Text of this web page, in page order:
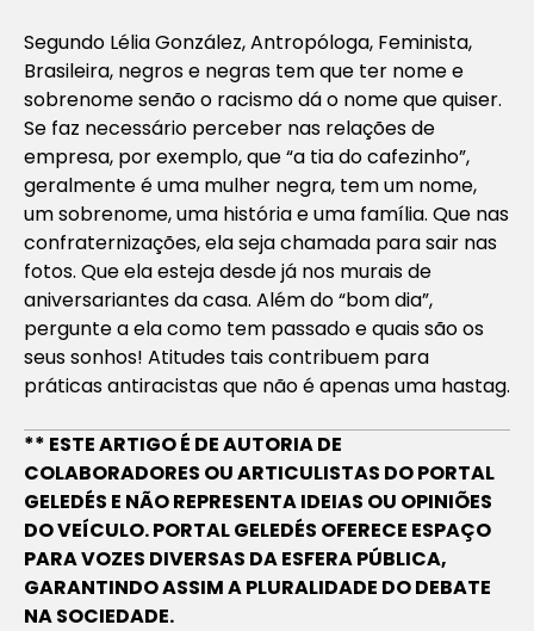
Segundo Lélia González, Antropóloga, Feminista,
Brasileira, negros e negras tem que ter nome e
sobrenome senão o racismo dá o nome que quiser.
Se faz necessário perceber nas relações de
empresa, por exemplo, que “a tia do cafezinho”,
geralmente é uma mulher negra, tem um nome,
um sobrenome, uma história e uma família. Que nas
confraternizações, ela seja chamada para sair nas
fotos. Que ela esteja desde já nos murais de
aniversariantes da casa. Além do “bom dia”,
pergunte a ela como tem passado e quais são os
seus sonhos! Atitudes tais contribuem para
práticas antiracistas que não é apenas uma hastag.
** ESTE ARTIGO É DE AUTORIA DE
COLABORADORES OU ARTICULISTAS DO PORTAL
GELEDÉS E NÃO REPRESENTA IDEIAS OU OPINIÕES
DO VEÍCULO. PORTAL GELEDÉS OFERECE ESPAÇO
PARA VOZES DIVERSAS DA ESFERA PÚBLICA,
GARANTINDO ASSIM A PLURALIDADE DO DEBATE
NA SOCIEDADE.